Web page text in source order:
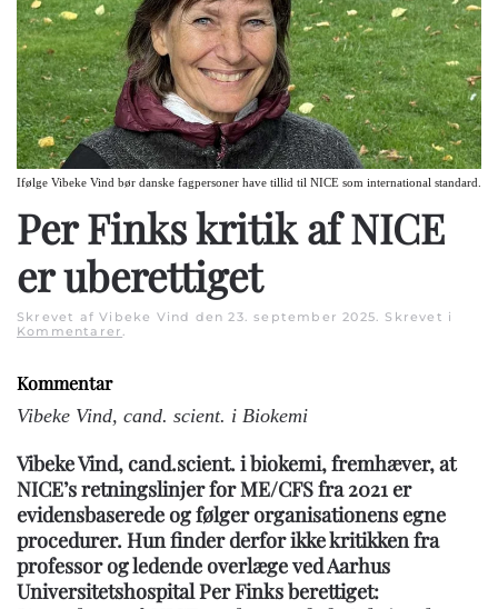
Ifølge Vibeke Vind bør danske fagpersoner have tillid til NICE som international standard.
Per Finks kritik af NICE
er uberettiget
Skrevet af Vibeke Vind den23. september 2025. Skrevet i
Kommentarer.
Kommentar
Vibeke Vind, cand. scient. i Biokemi
Vibeke Vind, cand.scient. i biokemi, fremhæver, at
NICE’s retningslinjer for ME/CFS fra 2021 er
evidensbaserede og følger organisationens egne
procedurer. Hun finder derfor ikke kritikken fra
professor og ledende overlæge ved Aarhus
Universitetshospital Per Finks berettiget: